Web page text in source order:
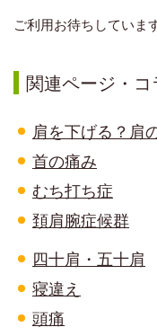
ご利用お待ちしています
関連ページ・コ
肩を下げる？肩
首の痛み
むち打ち症
頚肩腕症候群
四十肩・五十肩
寝違え
頭痛